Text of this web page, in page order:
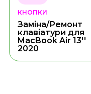
КНОПКИ
Заміна/Ремонт
клавіатури для
MacBook Air 13''
2020